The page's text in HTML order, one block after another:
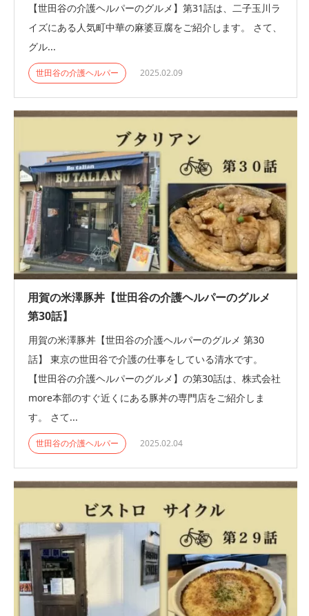
【世田谷の介護ヘルパーのグルメ】第31話は、二子玉川ラ
イズにある人気町中華の麻婆豆腐をご紹介します。 さて、
グル...
世田谷の介護ヘルパー 2025.02.09
用賀の米澤豚丼【世田谷の介護ヘルパーのグルメ
第30話】
用賀の米澤豚丼【世田谷の介護ヘルパーのグルメ 第30
話】 東京の世田谷で介護の仕事をしている清水です。
【世田谷の介護ヘルパーのグルメ】の第30話は、株式会社
more本部のすぐ近くにある豚丼の専門店をご紹介しま
す。 さて...
世田谷の介護ヘルパー 2025.02.04